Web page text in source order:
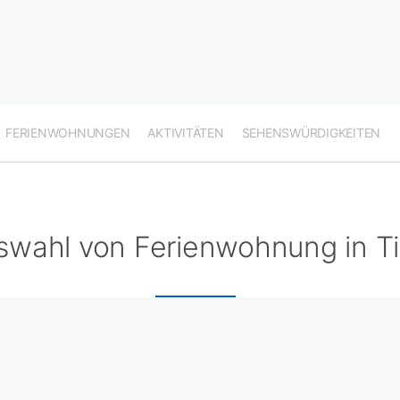
FERIENWOHNUNGEN AKTIVITÄTEN SEHENSWÜRDIGKEITEN
von Ferienwohnung in